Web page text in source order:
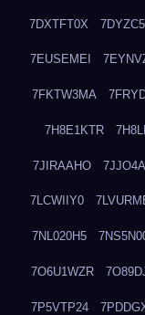
7DXTFT0X
7EUSEMEI
7FKTW3MA
7H8E1KTR
7JIRAAHO
7LCWIIY0
7NL020H5
7O6U1WZR
7P5VTP24